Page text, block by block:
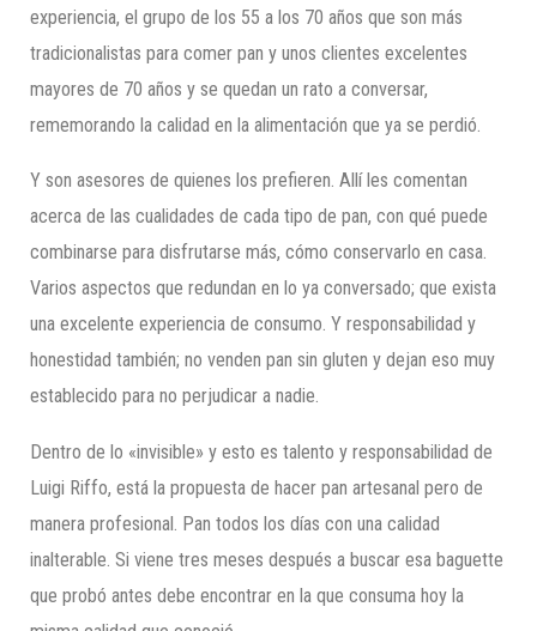
experiencia, el grupo de los 55 a los 70 años que son más
tradicionalistas para comer pan y unos clientes excelentes
mayores de 70 años y se quedan un rato a conversar,
rememorando la calidad en la alimentación que ya se perdió.
Y son asesores de quienes los prefieren. Allí les comentan
acerca de las cualidades de cada tipo de pan, con qué puede
combinarse para disfrutarse más, cómo conservarlo en casa.
Varios aspectos que redundan en lo ya conversado; que exista
una excelente experiencia de consumo. Y responsabilidad y
honestidad también; no venden pan sin gluten y dejan eso muy
establecido para no perjudicar a nadie.
Dentro de lo «invisible» y esto es talento y responsabilidad de
Luigi Riffo, está la propuesta de hacer pan artesanal pero de
manera profesional. Pan todos los días con una calidad
inalterable. Si viene tres meses después a buscar esa baguette
que probó antes debe encontrar en la que consuma hoy la